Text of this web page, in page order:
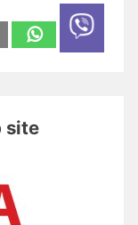
site